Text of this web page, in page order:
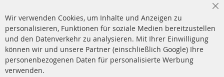
+49 (0) 4533 799 00 0
Mo-Do: 09-17 Uhr, Fr 09-16 Uhr
info@contra-automotive.de
Wir verwenden Cookies, um Inhalte und Anzeigen zu
personalisieren, Funktionen für soziale Medien bereitzustellen
und den Datenverkehr zu analysieren. Mit Ihrer Einwilligung
können wir und unsere Partner (einschließlich Google) Ihre
personenbezogenen Daten für personalisierte Werbung
verwenden.